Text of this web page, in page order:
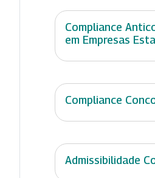
Compliance
em Empresas
Compliance
Admissibilidade